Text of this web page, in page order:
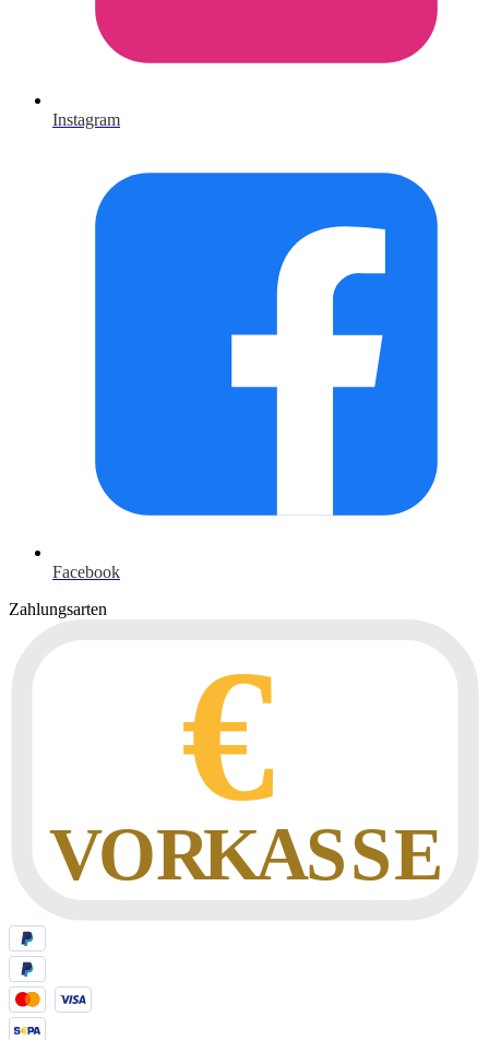
Facebook
Instagram
Zahlungsarten